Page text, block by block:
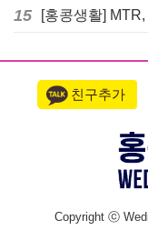
15
친구추가
Copyright ⓒ